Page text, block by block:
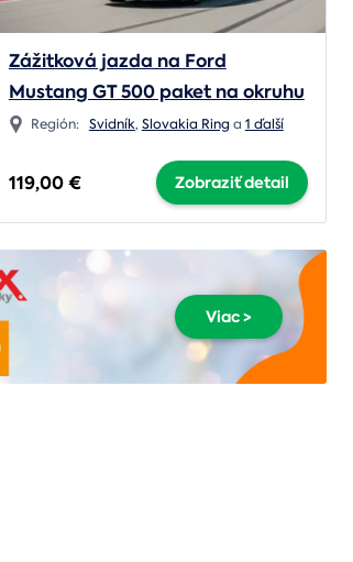
Zážitková jazda na Ford
Mustang GT 500 paket na okruhu
Región: Svidník,Slovakia Ringa 1 ďalší
119,00 € Zobraziť detail
Viac >